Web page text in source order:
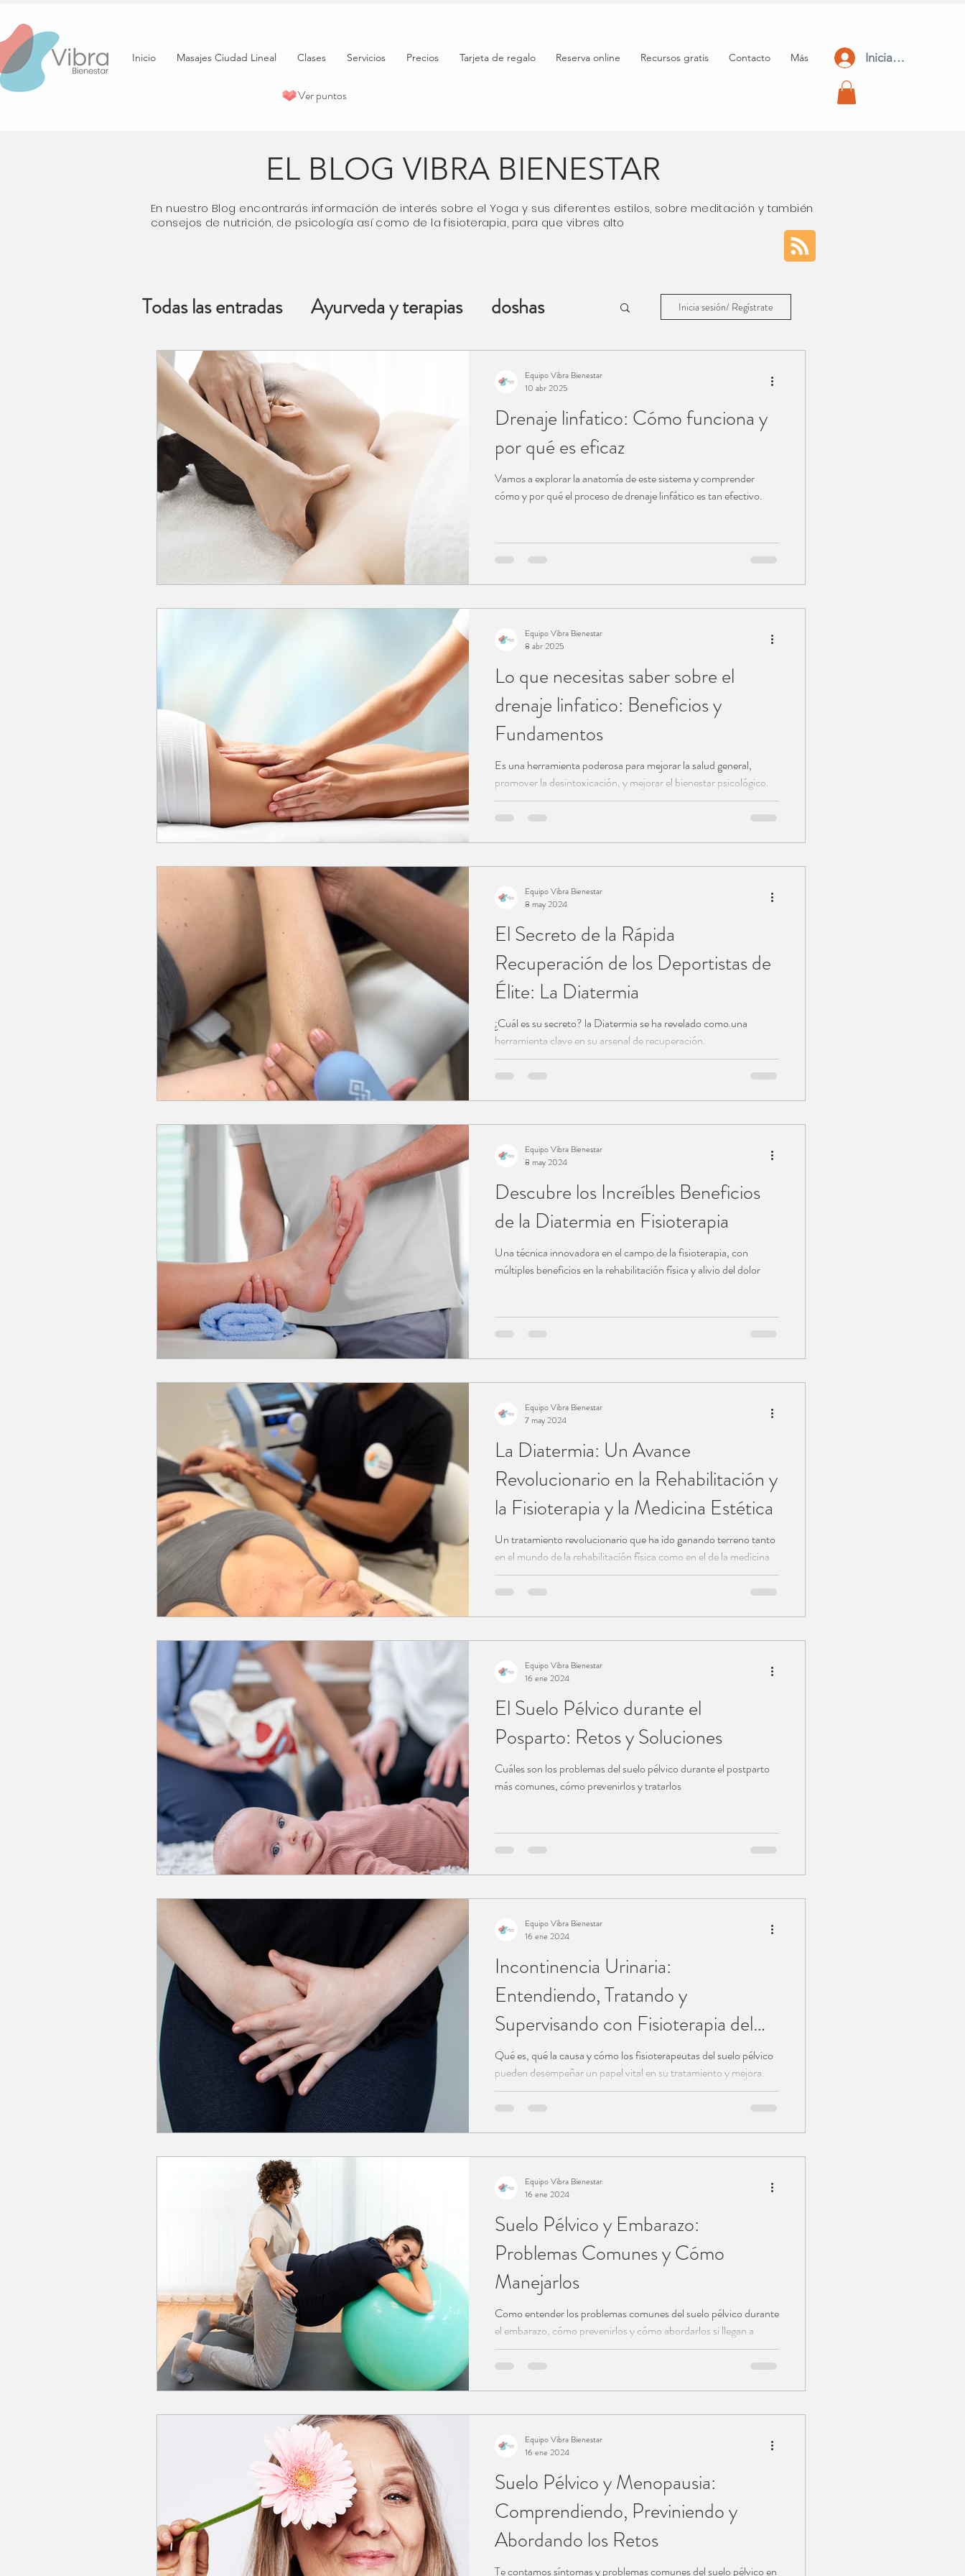
Inicio Masajes Ciudad Lineal Clases Servicios Precios Tarjeta de regalo Reserva online Recursos gratis Contacto Más
Ver puntos
Iniciar Sesión
EL BLOG VIBRA BIENESTAR
En nuestro Blog encontrarás información de interés sobre el Yoga y sus diferentes estilos, sobre meditación y también
consejos de nutrición, de psicología así como de la fisioterapia, para que vibres alto
Todas las entradas Ayurveda y terapias
doshas
Fisioterapia
Osteopatia
psicología
Terapia
Salud mental Nutrición
Bienestar
Yoga y meditación
Pilates
Salud emocional
Salud digestiva
Embarazo
Medicina Tradicional China
Acupuntura
Alimentación
Menopausia
Ejercicio
drenaje linfatico
Inicia sesión/ Regístrate
Drenaje linfatico: Cómo funciona y
por qué es eficaz
Vamos a explorar la anatomía de este sistema y comprender
cómo y por qué el proceso de drenaje linfático es tan efectivo.
Equipo Vibra Bienestar
10 abr 2025
Lo que necesitas saber sobre el
drenaje linfatico: Beneficios y
Fundamentos
Es una herramienta poderosa para mejorar la salud general,
promover la desintoxicación, y mejorar el bienestar psicológico.
Equipo Vibra Bienestar
8 abr 2025
El Secreto de la Rápida
Recuperación de los Deportistas de
Élite: La Diatermia
¿Cuál es su secreto? la Diatermia se ha revelado como una
herramienta clave en su arsenal de recuperación.
Equipo Vibra Bienestar
8 may 2024
Descubre los Increíbles Beneficios
de la Diatermia en Fisioterapia
Una técnica innovadora en el campo de la fisioterapia, con
múltiples beneficios en la rehabilitación física y alivio del dolor
Equipo Vibra Bienestar
8 may 2024
La Diatermia: Un Avance
Revolucionario en la Rehabilitación y
la Fisioterapia y la Medicina Estética
Un tratamiento revolucionario que ha ido ganando terreno tanto
en el mundo de la rehabilitación física como en el de la medicina
estética
Equipo Vibra Bienestar
7 may 2024
El Suelo Pélvico durante el
Posparto: Retos y Soluciones
Cuáles son los problemas del suelo pélvico durante el postparto
más comunes, cómo prevenirlos y tratarlos
Equipo Vibra Bienestar
16 ene 2024
Incontinencia Urinaria:
Entendiendo, Tratando y
Supervisando con Fisioterapia del
Suelo Pélvico
Qué es, qué la causa y cómo los fisioterapeutas del suelo pélvico
pueden desempeñar un papel vital en su tratamiento y mejora.
Equipo Vibra Bienestar
16 ene 2024
Suelo Pélvico y Embarazo:
Problemas Comunes y Cómo
Manejarlos
Como entender los problemas comunes del suelo pélvico durante
el embarazo, cómo prevenirlos y cómo abordarlos si llegan a
aparecer.
Equipo Vibra Bienestar
16 ene 2024
Suelo Pélvico y Menopausia:
Comprendiendo, Previniendo y
Abordando los Retos
Te contamos síntomas y problemas comunes del suelo pélvico en
Equipo Vibra Bienestar
16 ene 2024